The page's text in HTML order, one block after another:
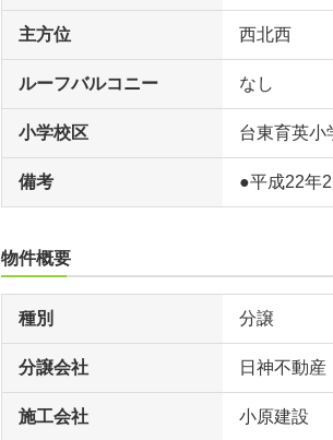
主方位 西北西
ルーフバルコニー なし
小学校区 台東育英小
備考 ●平成22年
物件概要
種別 分譲
分譲会社 日神不動産
施工会社 小原建設